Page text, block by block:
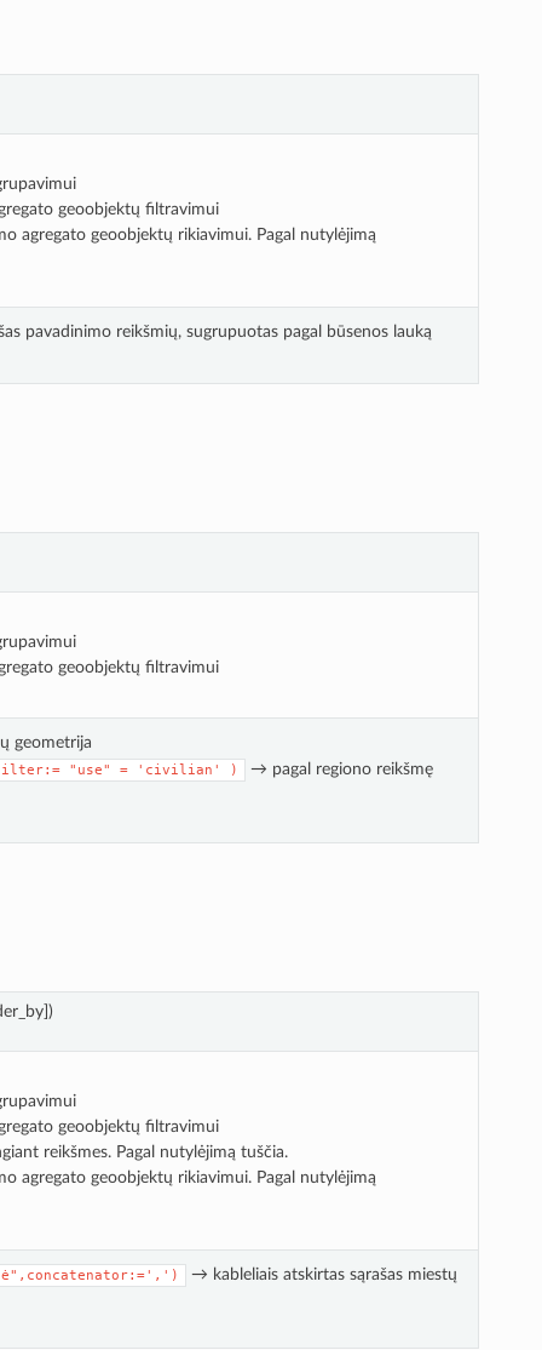
geoobjektų filtravimui
agregato geoobjektų rikiavimui. Pagal nutylėjimą
pavadinimo reikšmių, sugrupuotas pagal būsenos lauką
geoobjektų filtravimui
geometrija
"use" = 'civilian' ) → pagal regiono reikšmę
geoobjektų filtravimui
reikšmes. Pagal nutylėjimą tuščia.
agregato geoobjektų rikiavimui. Pagal nutylėjimą
→ kableliais atskirtas sąrašas miestų